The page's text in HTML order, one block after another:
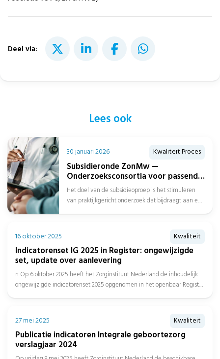
Deel via:
Lees ook
30 januari 2026 Kwaliteit Proces
Subsidieronde ZonMw —
Onderzoeksconsortia voor passend
zorgaanbod over de gehele
zorgketen
Het doel van de subsidieoproep is het stimuleren
van praktijkgericht onderzoek dat bijdraagt aan een
16 oktober 2025 Kwaliteit
Indicatorenset IG 2025 in Register: ongewijzigde
set, update over aanlevering
n Op 6 oktober 2025 heeft het Zorginstituut Nederland de inhoudelijk
ongewijzigde indicatorenset 2025 opgenomen in het openbaar Register
27 mei 2025 Kwaliteit
Publicatie indicatoren Integrale geboortezorg
verslagjaar 2024